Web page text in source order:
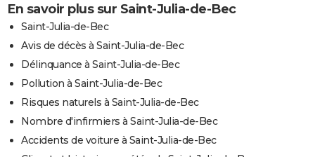
En savoir plus sur Saint-Julia-de-Bec
Saint-Julia-de-Bec
Avis de décès à Saint-Julia-de-Bec
Délinquance à Saint-Julia-de-Bec
Pollution à Saint-Julia-de-Bec
Risques naturels à Saint-Julia-de-Bec
Nombre d'infirmiers à Saint-Julia-de-Bec
Accidents de voiture à Saint-Julia-de-Bec